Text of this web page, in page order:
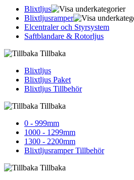
Blixtljus
Blixtljusramper
Elcentraler och Styrsystem
Saftblandare & Rotorljus
Tillbaka
Blixtljus
Blixtljus Paket
Blixtljus Tillbehör
Tillbaka
0 - 999mm
1000 - 1299mm
1300 - 2200mm
Blixtljusramper Tillbehör
Tillbaka